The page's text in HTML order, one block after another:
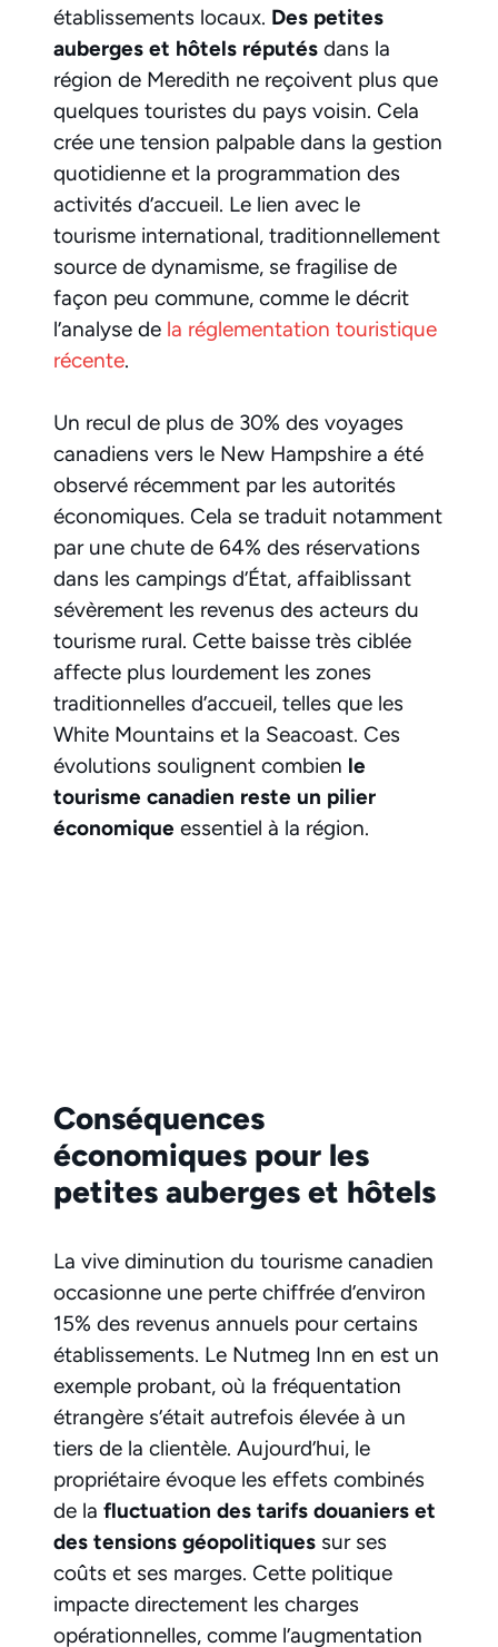
établissements locaux. Des petites
auberges et hôtels réputés dans la
région de Meredith ne reçoivent plus que
quelques touristes du pays voisin. Cela
crée une tension palpable dans la gestion
quotidienne et la programmation des
activités d’accueil. Le lien avec le
tourisme international, traditionnellement
source de dynamisme, se fragilise de
façon peu commune, comme le décrit
l’analyse de la réglementation touristique
récente.
Un recul de plus de 30% des voyages
canadiens vers le New Hampshire a été
observé récemment par les autorités
économiques. Cela se traduit notamment
par une chute de 64% des réservations
dans les campings d’État, affaiblissant
sévèrement les revenus des acteurs du
tourisme rural. Cette baisse très ciblée
affecte plus lourdement les zones
traditionnelles d’accueil, telles que les
White Mountains et la Seacoast. Ces
évolutions soulignent combien le
tourisme canadien reste un pilier
économique essentiel à la région.
Conséquences
économiques pour les
petites auberges et hôtels
La vive diminution du tourisme canadien
occasionne une perte chiffrée d’environ
15% des revenus annuels pour certains
établissements. Le Nutmeg Inn en est un
exemple probant, où la fréquentation
étrangère s’était autrefois élevée à un
tiers de la clientèle. Aujourd’hui, le
propriétaire évoque les effets combinés
de la fluctuation des tarifs douaniers et
des tensions géopolitiques sur ses
coûts et ses marges. Cette politique
impacte directement les charges
opérationnelles, comme l’augmentation